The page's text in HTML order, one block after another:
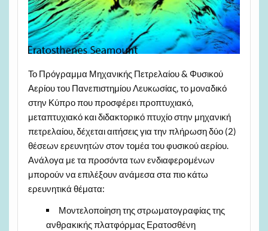
Το Πρόγραμμα Μηχανικής Πετρελαίου & Φυσικού
Αερίου του Πανεπιστημίου Λευκωσίας, το μοναδικό
στην Κύπρο που προσφέρει προπτυχιακό,
μεταπτυχιακό και διδακτορικό πτυχίο στην μηχανική
πετρελαίου, δέχεται αιτήσεις για την πλήρωση δύο (2)
θέσεων ερευνητών στον τομέα του φυσικού αερίου.
Ανάλογα με τα προσόντα των ενδιαφερομένων
μπορούν να επιλέξουν ανάμεσα στα πιο κάτω
ερευνητικά θέματα:
Μοντελοποίηση της στρωματογραφίας της
ανθρακικής πλατφόρμας Ερατοσθένη